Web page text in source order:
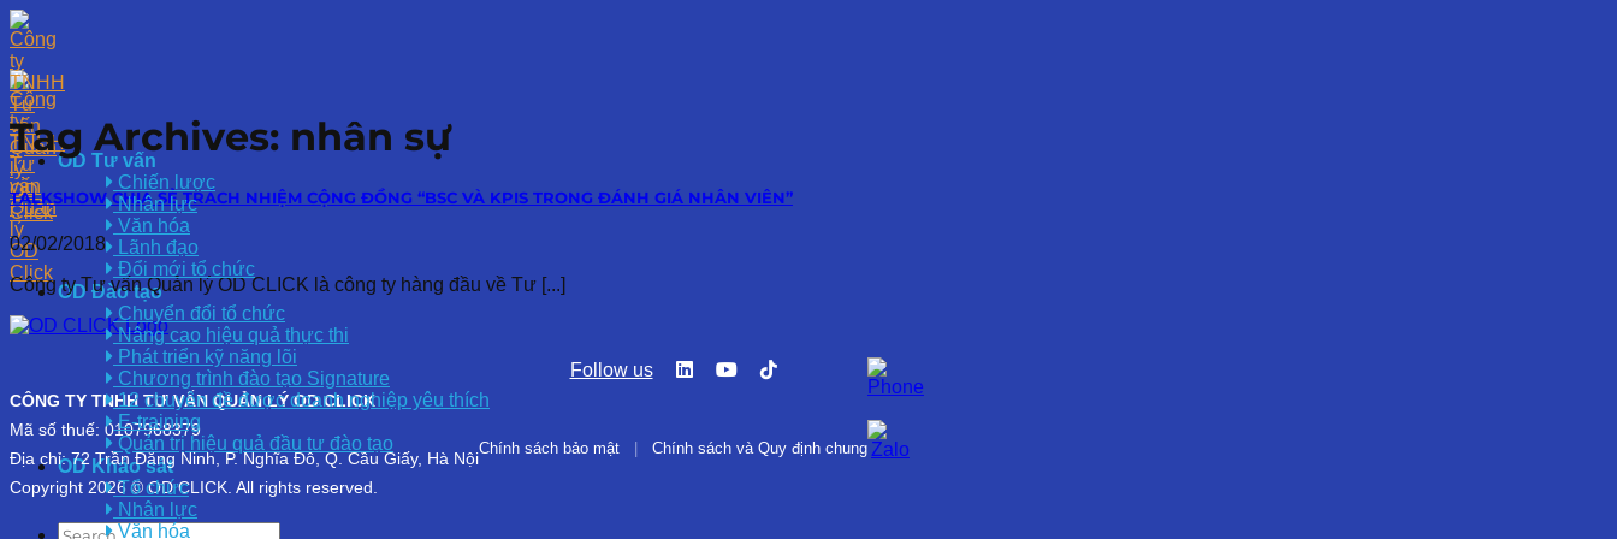
Skip
to
content
OD Tư vấn
Chiến lược
Nhân lực
Văn hóa
Lãnh đạo
Đổi mới tổ chức
OD Đào tạo
Chuyển đổi tổ chức
Nâng cao hiệu quả thực thi
Phát triển kỹ năng lõi
Chương trình đào tạo Signature
12 chuyên đề được doanh nghiệp yêu thích
E-training
Quản trị hiệu quả đầu tư đào tạo
OD Khảo sát
Tổ chức
Nhân lực
Văn hóa
Tag Archives: nhân sự
TALKSHOW CHIA SẺ TRÁCH NHIỆM CỘNG ĐỒNG “BSC VÀ KPIS TRONG ĐÁNH GIÁ NHÂN VIÊN”
02/02/2018
Công ty Tư vấn Quản lý OD CLICK là công ty hàng đầu về Tư [...]
CÔNG TY TNHH TƯ VẤN QUẢN LÝ OD CLICK
Mã số thuế: 0107968379
Địa chỉ: 72 Trần Đăng Ninh, P. Nghĩa Đô, Q. Cầu Giấy, Hà Nội
Copyright 2026 © OD CLICK. All rights reserved.
Follow us
Chính sách bảo mật Chính sách và Quy định chung